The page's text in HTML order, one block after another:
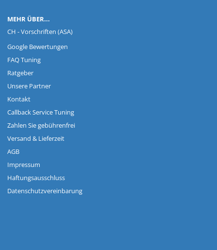
MEHR ÜBER...
CH - Vorschriften (ASA)
Google Bewertungen
FAQ Tuning
Ratgeber
Unsere Partner
Kontakt
Callback Service Tuning
Zahlen Sie gebührenfrei
Versand & Lieferzeit
AGB
Impressum
Haftungsausschluss
Datenschutzvereinbarung